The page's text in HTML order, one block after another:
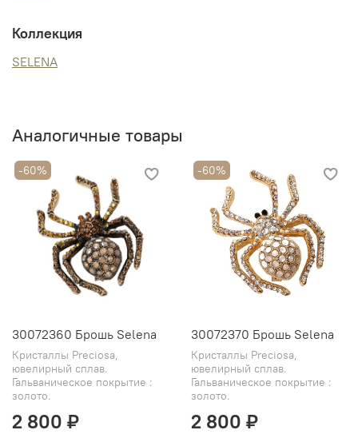
Коллекция
SELENA
Аналогичные товары
-60%
30072360 Брошь Selena
Кристаллы Preciosa,
ювелирный сплав.
Гальваническое покрытие :
золото.
2 800 ₽
-60%
30072370 Брошь Selena
Кристаллы Preciosa,
ювелирный сплав.
Гальваническое покрытие :
золото.
2 800 ₽